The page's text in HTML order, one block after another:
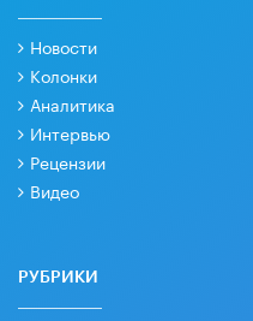
Новости
Колонки
Аналитика
Интервью
Рецензии
Видео
РУБРИКИ